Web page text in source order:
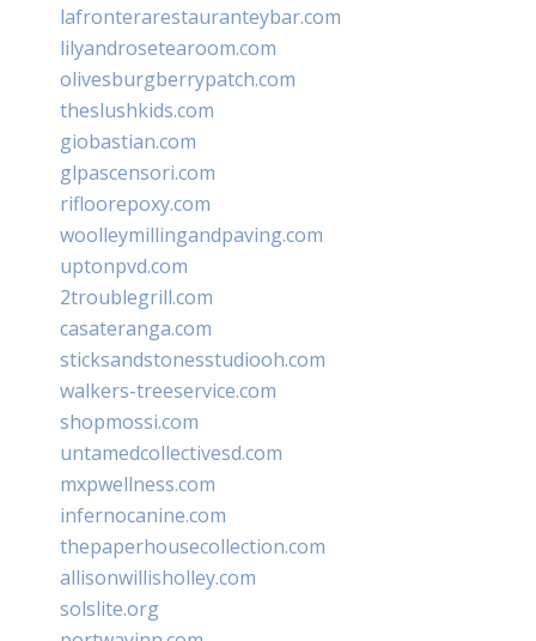
lafronterarestauranteybar.com
lilyandrosetearoom.com
olivesburgberrypatch.com
theslushkids.com
giobastian.com
glpascensori.com
rifloorepoxy.com
woolleymillingandpaving.com
uptonpvd.com
2troublegrill.com
casateranga.com
sticksandstonesstudiooh.com
walkers-treeservice.com
shopmossi.com
untamedcollectivesd.com
mxpwellness.com
infernocanine.com
thepaperhousecollection.com
allisonwillisholley.com
solslite.org